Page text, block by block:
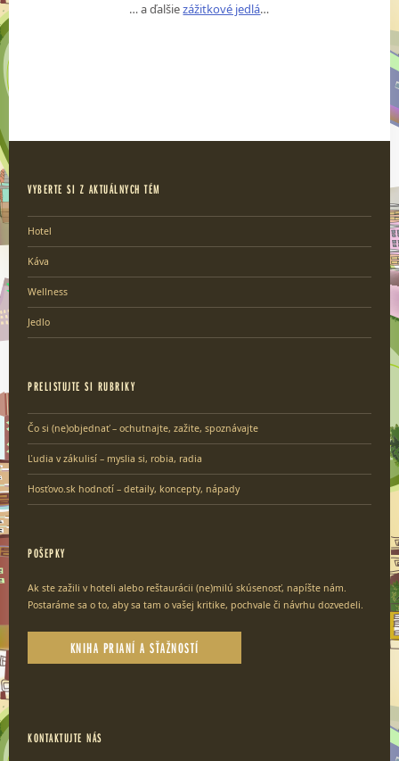
… a ďalšiezážitkové jedlá…
VYBERTE SI Z AKTUÁLNYCH TÉM
Hotel
Káva
Wellness
Jedlo
PRELISTUJTE SI RUBRIKY
Čo si (ne)objednať – ochutnajte, zažite, spoznávajte
Ľudia v zákulisí – myslia si, robia, radia
Hosťovo.sk hodnotí – detaily, koncepty, nápady
POŠEPKY
Ak ste zažili v hoteli alebo reštaurácii (ne)milú skúsenosť, napíšte nám.
Postaráme sa o to, aby sa tam o vašej kritike, pochvale či návrhu dozvedeli.
KNIHA PRIANÍ A SŤAŽNOSTÍ
KONTAKTUJTE NÁS